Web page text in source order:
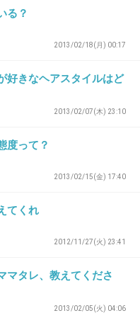
-2
-4
る？
2013/02/18(月) 00:17
好きなヘアスタイルはど
2013/02/07(木) 23:10
度って？
2013/02/15(金) 17:40
てくれ
2012/11/27(火) 23:41
マタレ、教えてくださ
2013/02/05(火) 04:06